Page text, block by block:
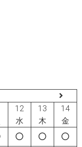
12
水
13
木
14
金